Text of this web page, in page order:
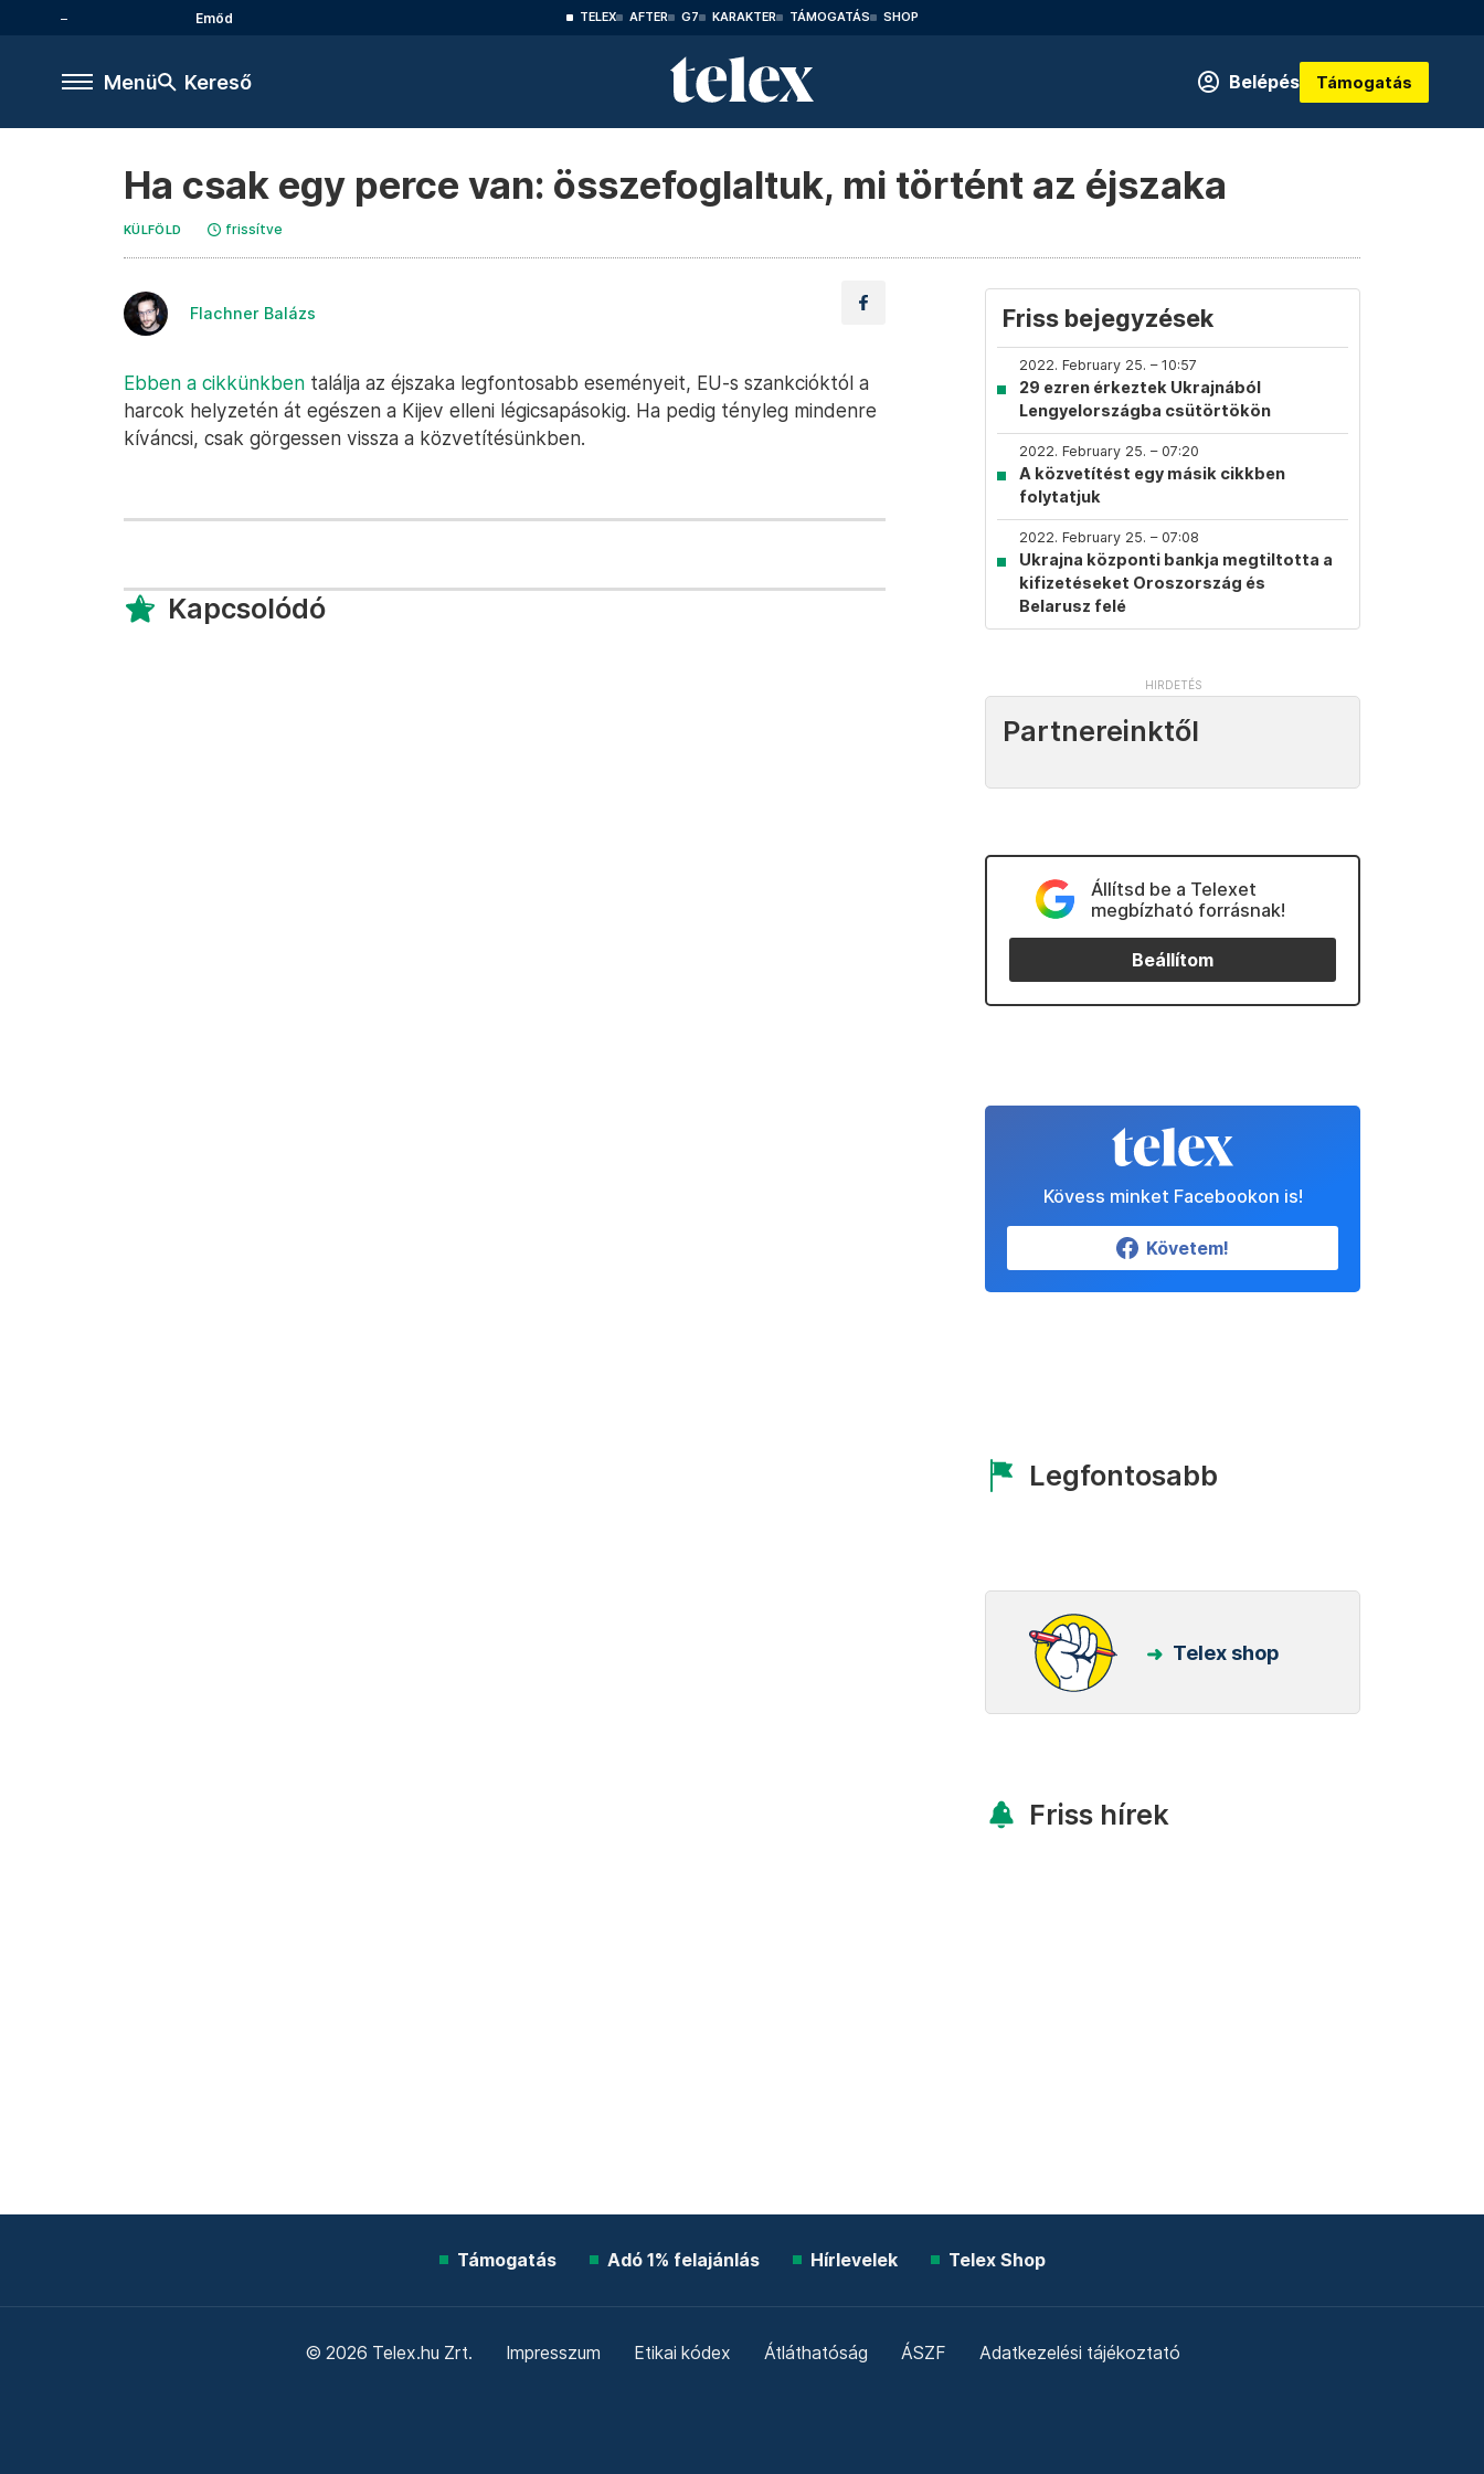
Emőd TELEX AFTER G7 KARAKTER TÁMOGATÁS SHOP
Menü Kereső Belépés Támogatás
Ha csak egy perce van: összefoglaltuk, mi történt az éjszaka
KÜLFÖLD frissítve
Flachner Balázs
Ebben a cikkünkben találja az éjszaka legfontosabb eseményeit, EU-s szankcióktól a
harcok helyzetén át egészen a Kijev elleni légicsapásokig. Ha pedig tényleg mindenre
kíváncsi, csak görgessen vissza a közvetítésünkben.
Kapcsolódó
Friss bejegyzések
2022. February 25. – 10:57
29 ezren érkeztek Ukrajnából
Lengyelországba csütörtökön
2022. February 25. – 07:20
A közvetítést egy másik cikkben
folytatjuk
2022. February 25. – 07:08
Ukrajna központi bankja megtiltotta a
kifizetéseket Oroszország és
Belarusz felé
Partnereinktől
Állítsd be a Telexet
megbízható forrásnak!
Beállítom
Kövess minket Facebookon is!
Követem!
Legfontosabb
Telex shop
Friss hírek
Támogatás Adó 1% felajánlás Hírlevelek Telex Shop
© 2026 Telex.hu Zrt. Impresszum Etikai kódex Átláthatóság ÁSZF Adatkezelési tájékoztató